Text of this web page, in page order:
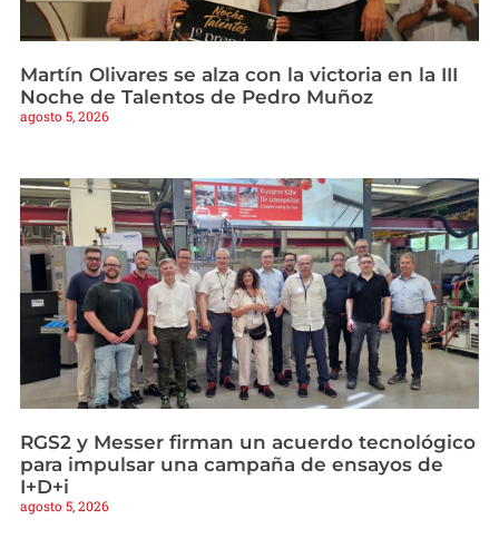
Martín Olivares se alza con la victoria en la III
Noche de Talentos de Pedro Muñoz
agosto 5, 2026
RGS2 y Messer firman un acuerdo tecnológico
para impulsar una campaña de ensayos de
I+D+i
agosto 5, 2026